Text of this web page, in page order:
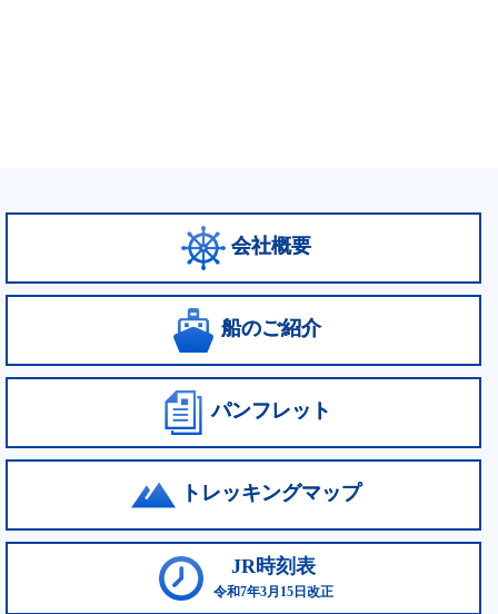
会社概要
船のご紹介
パンフレット
トレッキングマップ
JR時刻表
令和7年3月15日改正